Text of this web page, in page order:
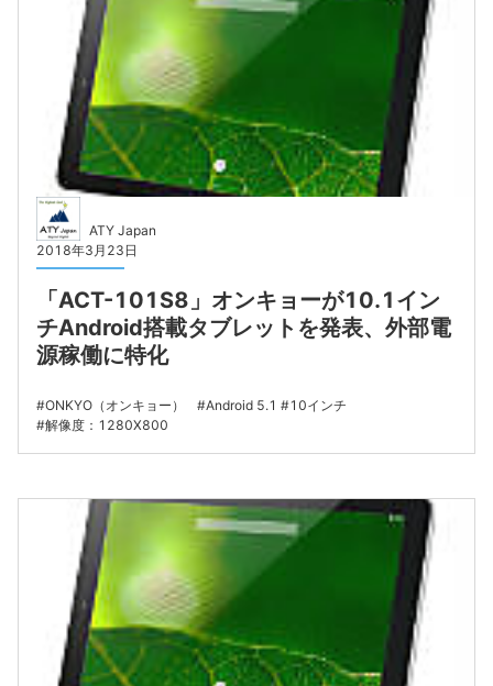
ATY Japan
2018年3月23日
「ACT-101S8」オンキョーが10.1イン
チAndroid搭載タブレットを発表、外部電
源稼働に特化
ONKYO（オンキョー） Android 5.1
10インチ
解像度：1280X800